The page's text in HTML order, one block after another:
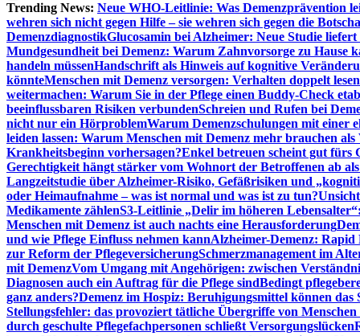
Trending News: Neue WHO-Leitlinie: Was Demenzprävention
wehren sich nicht gegen Hilfe – sie wehren sich gegen die
DemenzdiagnostikGlucosamin bei Alzheimer: Neue Studie
Mundgesundheit bei Demenz: Warum Zahnvorsorge zu Hause
handeln müssenHandschrift als Hinweis auf kognitive
könnteMenschen mit Demenz versorgen: Verhalten doppelt lesen
weitermachen: Warum Sie in der Pflege einen Buddy-Check
beeinflussbaren Risiken verbundenSchreien und Rufen bei
nicht nur ein HörproblemWarum Demenzschulungen mit einer
leiden lassen: Warum Menschen mit Demenz mehr brauchen als
Krankheitsbeginn vorhersagen?Enkel betreuen scheint gut fürs
Gerechtigkeit hängt stärker vom Wohnort der Betroffenen ab
Langzeitstudie über Alzheimer-Risiko, Gefäßrisiken und
oder Heimaufnahme – was ist normal und was ist zu tun?
Medikamente zählenS3-Leitlinie „Delir im höheren
Menschen mit Demenz ist auch nachts eine Herausforderung
und wie Pflege Einfluss nehmen kannAlzheimer-Demenz:
zur Reform der PflegeversicherungSchmerzmanagement im
mit DemenzVom Umgang mit Angehörigen: zwischen
Diagnosen auch ein Auftrag für die Pflege sindBedingt
ganz anders?Demenz im Hospiz: Beruhigungsmittel können das
Stellungsfehler: das provoziert tätliche Übergriffe von Menschen
durch geschulte Pflegefachpersonen schließt Versorgungslücken